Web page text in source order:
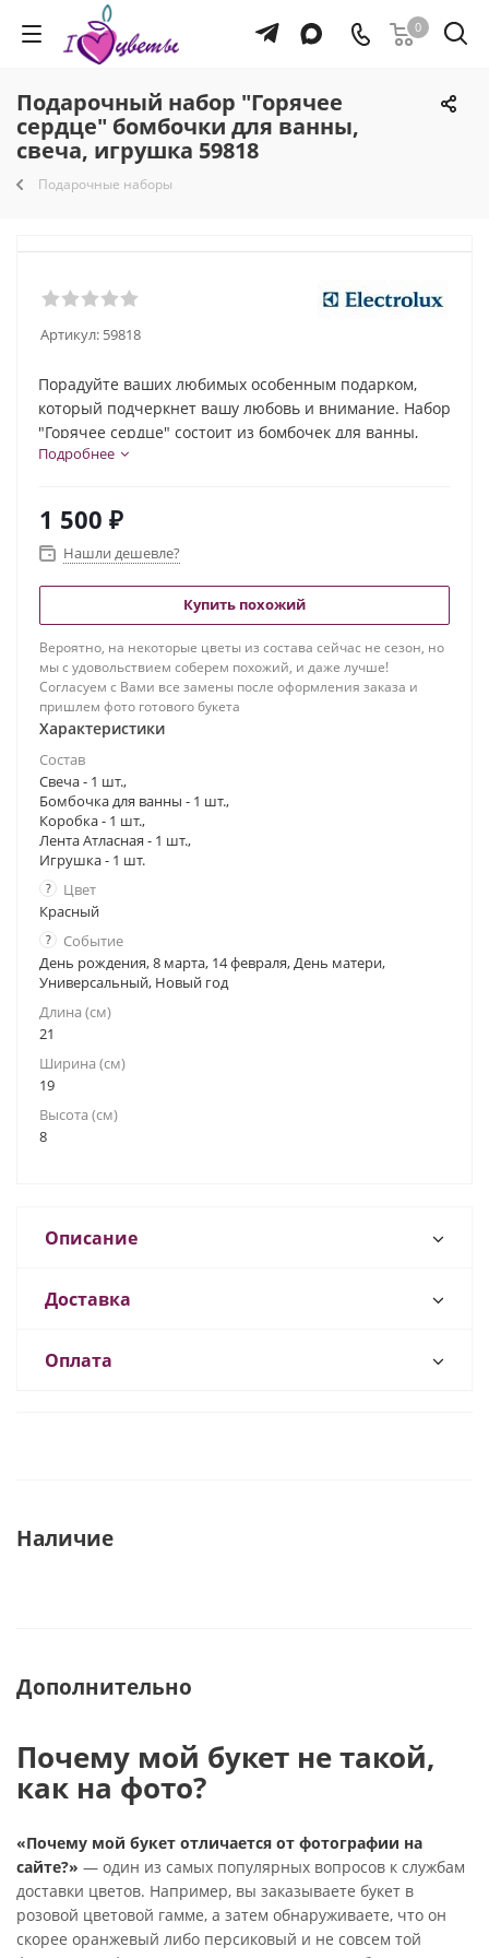
0
Подарочный набор "Горячее
сердце" бомбочки для ванны,
свеча, игрушка 59818
Подарочные наборы
Артикул: 59818
Порадуйте ваших любимых особенным подарком,
который подчеркнет вашу любовь и внимание. Набор
"Горячее сердце" состоит из бомбочек для ванны,
свечи и игрушки мишки.
Подробнее
1 500 ₽
Нашли дешевле?
Купить похожий
Вероятно, на некоторые цветы из состава сейчас не сезон, но
мы с удовольствием соберем похожий, и даже лучше!
Согласуем с Вами все замены после оформления заказа и
пришлем фото готового букета
Характеристики
Состав
Свеча - 1 шт.,
Бомбочка для ванны - 1 шт.,
Коробка - 1 шт.,
Лента Атласная - 1 шт.,
Игрушка - 1 шт.
?
Цвет
Красный
?
Событие
День рождения, 8 марта, 14 февраля, День матери,
Универсальный, Новый год
Длина (см)
21
Ширина (см)
19
Высота (см)
8
Описание
Доставка
Оплата
Наличие
Дополнительно
Почему мой букет не такой,
как на фото?
«Почему мой букет отличается от фотографии на
сайте?» — один из самых популярных вопросов к службам
доставки цветов. Например, вы заказываете букет в
розовой цветовой гамме, а затем обнаруживаете, что он
скорее оранжевый либо персиковый и не совсем той